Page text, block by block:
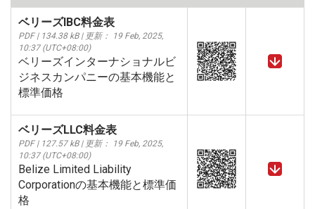
ベリーズIBC料金表
PDF | 134.38 kB | 更新： 19 Feb, 2025,
10:37 (UTC+08:00)
ベリーズインターナショナルビ
ジネスカンパニーの基本機能と
標準価格
ベリーズLLC料金表
PDF | 127.57 kB | 更新： 19 Feb, 2025,
10:37 (UTC+08:00)
Belize Limited Liability
Corporationの基本機能と標準価
格